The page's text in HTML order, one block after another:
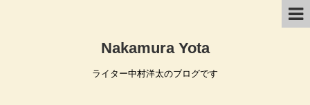
Nakamura Yota
ライター中村洋太のブログです